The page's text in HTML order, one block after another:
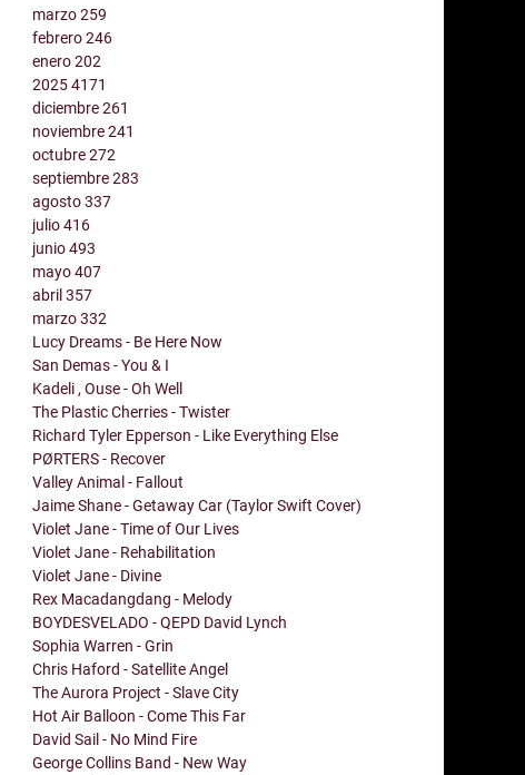
marzo259
febrero246
enero202
20254171
diciembre261
noviembre241
octubre272
septiembre283
agosto337
julio416
junio493
mayo407
abril357
marzo332
Lucy Dreams - Be Here Now
San Demas - You & I
Kadeli , Ouse - Oh Well
The Plastic Cherries - Twister
Richard Tyler Epperson - Like Everything Else
PØRTERS - Recover
Valley Animal - Fallout
Jaime Shane - Getaway Car (Taylor Swift Cover)
Violet Jane - Time of Our Lives
Violet Jane - Rehabilitation
Violet Jane - Divine
Rex Macadangdang - Melody
BOYDESVELADO - QEPD David Lynch
Sophia Warren - Grin
Chris Haford - Satellite Angel
The Aurora Project - Slave City
Hot Air Balloon - Come This Far
David Sail - No Mind Fire
George Collins Band - New Way